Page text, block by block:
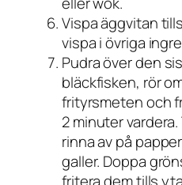
Vispa äggvitan
vispa i övriga
Pudra över den
bläckfisken, rör
frityrsmeten och
2 minuter
rinna av på
galler. Doppa
fritera dem tills